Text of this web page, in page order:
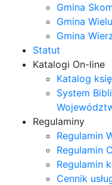
Gmina
Gmina
Gmina
Statut
Katalogi On-line
Katalog
System
Regulaminy
Regulamin
Regulamin
Regulamin
Cennik